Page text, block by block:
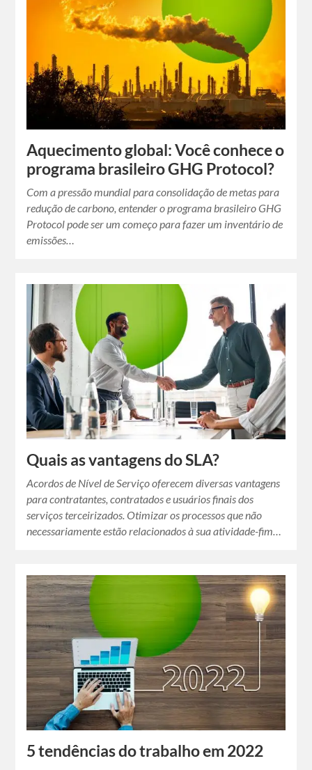
Aquecimento global: Você conhece o
programa brasileiro GHG Protocol?
Com a pressão mundial para consolidação de metas para
redução de carbono, entender o programa brasileiro GHG
Protocol pode ser um começo para fazer um inventário de
emissões…
Quais as vantagens do SLA?
Acordos de Nível de Serviço oferecem diversas vantagens
para contratantes, contratados e usuários finais dos
serviços terceirizados. Otimizar os processos que não
necessariamente estão relacionados à sua atividade-fim…
5 tendências do trabalho em 2022